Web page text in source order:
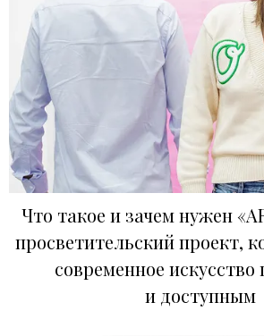
Что такое и зачем нужен
просветительский проект,
современное
и доступным